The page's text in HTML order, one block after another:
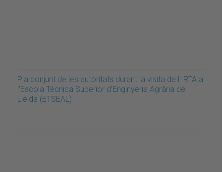
Pla conjunt de les autoritats durant la visita de l'IRTA a
l'Escola Tècnica Superior d'Enginyeria Agrària de
Lleida (ETSEAL)